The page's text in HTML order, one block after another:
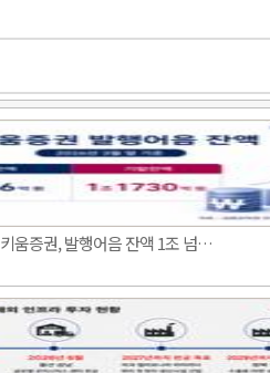
키움증권, 발행어음 잔액 1조 넘…